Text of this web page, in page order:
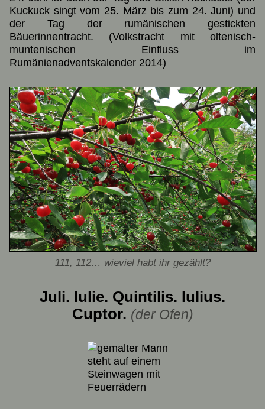
Kuckuck singt vom 25. März bis zum 24. Juni) und
der Tag der rumänischen gestickten
Bäuerinnentracht. (Volkstracht mit oltenisch-
muntenischen Einfluss im
Rumänienadventskalender 2014)
111, 112… wieviel habt ihr gezählt?
Juli. Iulie. Quintilis. Iulius.
Cuptor. (der Ofen)